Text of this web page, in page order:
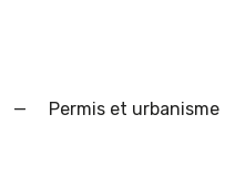
— Permis et urbanisme